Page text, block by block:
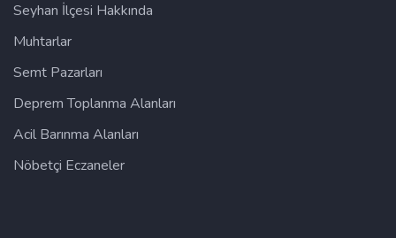
Seyhan İlçesi Hakkında
Muhtarlar
Semt Pazarları
Deprem Toplanma Alanları
Acil Barınma Alanları
Nöbetçi Eczaneler